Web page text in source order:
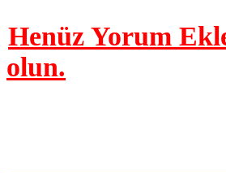
Henüz Yorum
olun.